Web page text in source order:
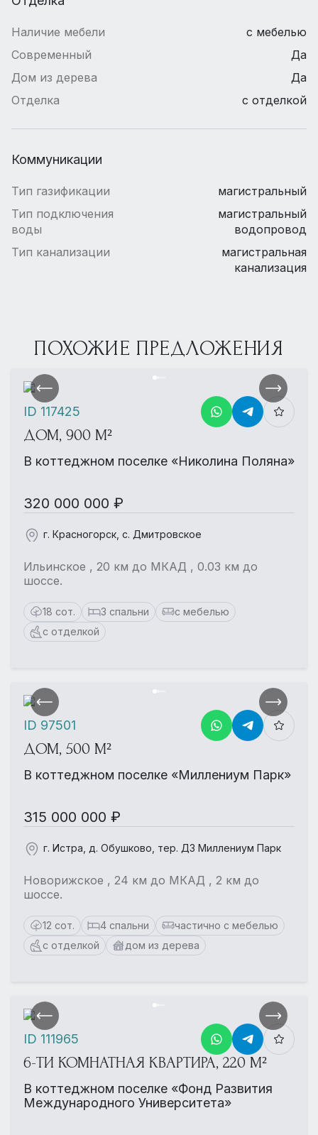
Наличие мебели
с мебелью
Современный
Да
Дом из дерева
Да
Отделка
с отделкой
Коммуникации
Тип газификации
магистральный
Тип подключения
воды
магистральный
водопровод
Тип канализации
магистральная
канализация
ПОХОЖИЕ ПРЕДЛОЖЕНИЯ
ДОМ, 900 М²
В коттеджном поселке «Николина Поляна»
320 000 000 ₽
г. Красногорск, с. Дмитровское
Ильинское , 20 км до МКАД , 0.03 км до
шоссе.
18 сот. 3 спальни
с мебелью
с отделкой
ID 117425
ДОМ, 500 М²
В коттеджном поселке «Миллениум Парк»
315 000 000 ₽
г. Истра, д. Обушково, тер. ДЗ Миллениум Парк
Новорижское , 24 км до МКАД , 2 км до
шоссе.
12 сот. 4 спальни
частично с мебелью
с отделкой
дом из дерева
ID 97501
6-ТИ КОМНАТНАЯ КВАРТИРА, 220 М²
В коттеджном поселке «Фонд Развития
Международного Университета»
ID 111965